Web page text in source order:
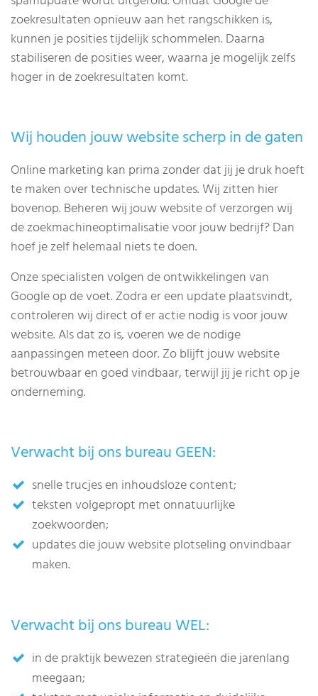
zoekresultaten opnieuw aan het rangschikken is,
kunnen je posities tijdelijk schommelen. Daarna
stabiliseren de posities weer, waarna je mogelijk zelfs
hoger in de zoekresultaten komt.
Wij houden jouw website scherp in de gaten
Online marketing kan prima zonder dat jij je druk hoeft
te maken over technische updates. Wij zitten hier
bovenop. Beheren wij jouw website of verzorgen wij
de zoekmachineoptimalisatie voor jouw bedrijf? Dan
hoef je zelf helemaal niets te doen.
Onze specialisten volgen de ontwikkelingen van
Google op de voet. Zodra er een update plaatsvindt,
controleren wij direct of er actie nodig is voor jouw
website. Als dat zo is, voeren we de nodige
aanpassingen meteen door. Zo blijft jouw website
betrouwbaar en goed vindbaar, terwijl jij je richt op je
onderneming.
Verwacht bij ons bureau GEEN:
snelle trucjes en inhoudsloze content;
teksten volgepropt met onnatuurlijke
zoekwoorden;
updates die jouw website plotseling onvindbaar
maken.
Verwacht bij ons bureau WEL:
in de praktijk bewezen strategieën die jarenlang
meegaan;